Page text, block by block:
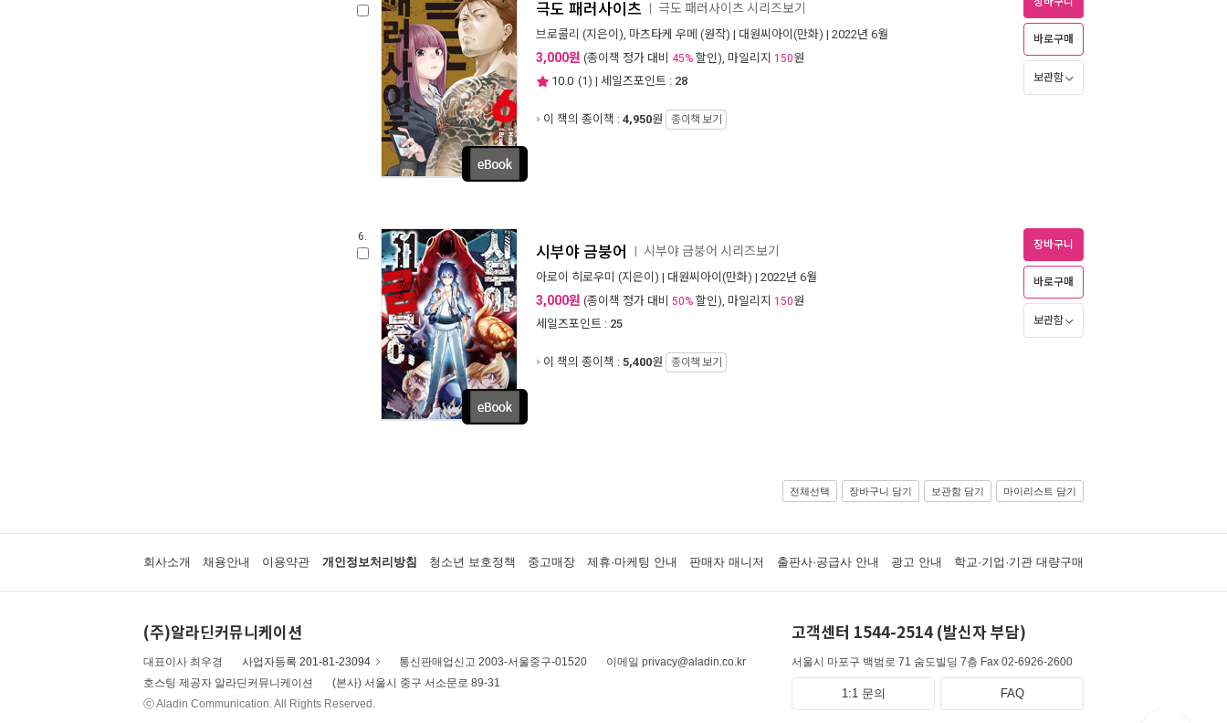
극도 패러사이츠 극도 패러사이츠 시리즈보기
브로콜리 (지은이), 마츠타케 우메 (원작) | 대원씨아이(만화) | 2022년 6월
3,000원 (종이책 정가 대비 45% 할인), 마일리지 150원
10.0 (1) | 세일즈포인트 : 28
이 책의 종이책 : 4,950원 종이책 보기
바로구매
보관함
6.
시부야 금붕어 시부야 금붕어 시리즈보기
아로이 히로우미 (지은이) | 대원씨아이(만화) | 2022년 6월
3,000원 (종이책 정가 대비 50% 할인), 마일리지 150원
세일즈포인트 : 25
이 책의 종이책 : 5,400원 종이책 보기
장바구니
바로구매
보관함
전체선택 장바구니 담기 보관함 담기 마이리스트 담기
회사소개 채용안내 이용약관 개인정보처리방침 청소년 보호정책 중고매장 제휴·마케팅 안내 판매자 매니저 출판사·공급사 안내 광고 안내 학교·기업·기관 대량구매
(주)알라딘커뮤니케이션
대표이사 최우경 사업자등록 201-81-23094 통신판매업신고 2003-서울중구-01520
이메일 privacy@aladin.co.kr
호스팅 제공자 알라딘커뮤니케이션
(본사) 서울시 중구 서소문로 89-31
ⓒ Aladin Communication. All Rights Reserved.
고객센터 1544-2514 (발신자 부담)
서울시 마포구 백범로 71 숨도빌딩 7층 Fax 02-6926-2600
1:1 문의 FAQ